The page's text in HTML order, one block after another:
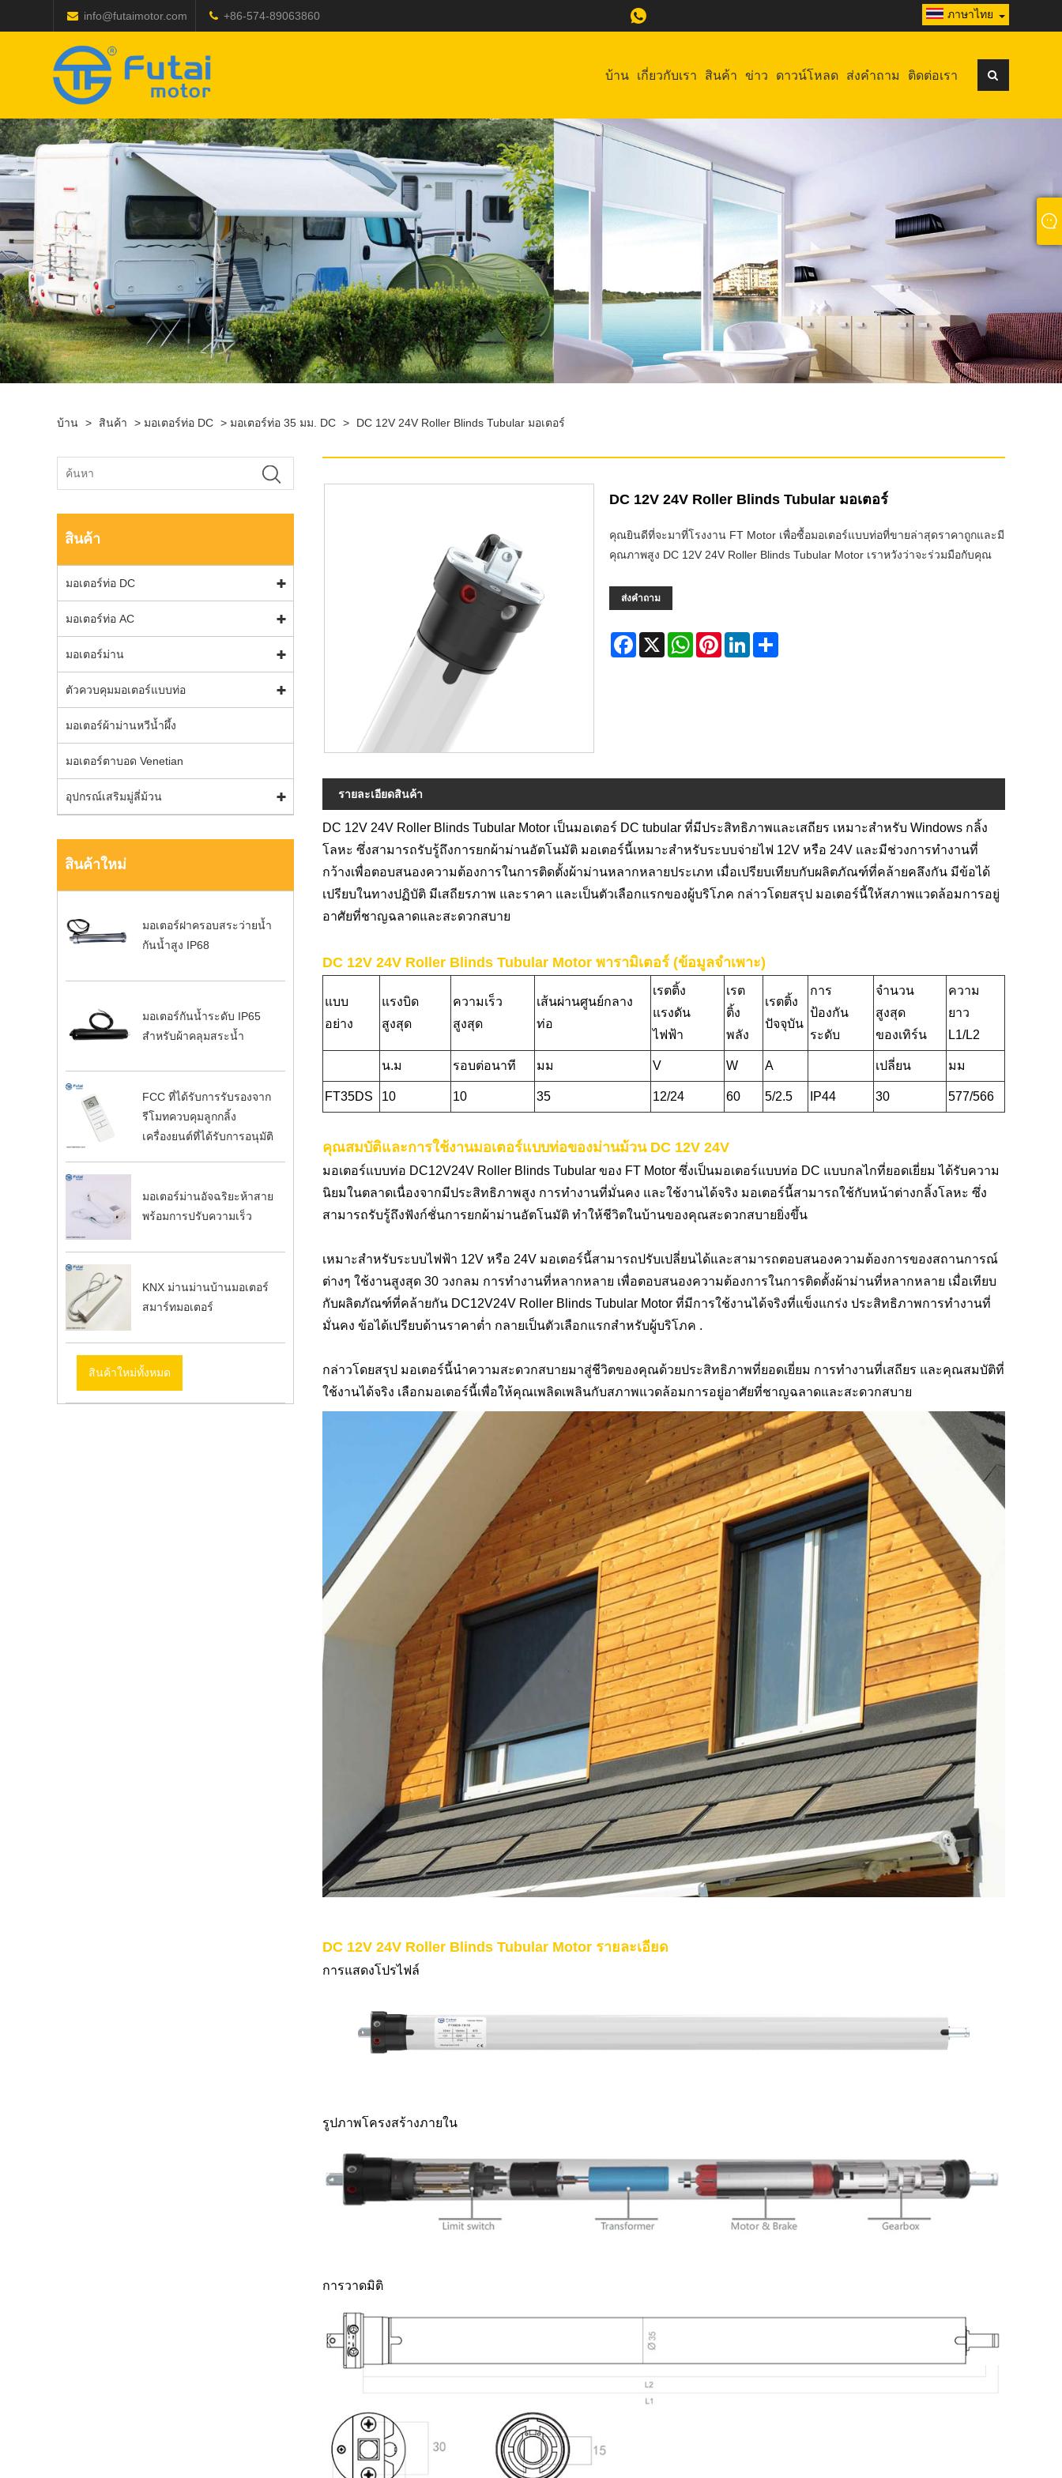
info@futaimotor.com +86-574-89063860 ภาษาไทย
บ้าน เกี่ยวกับเรา สินค้า ข่าว ดาวน์โหลด ส่งคำถาม ติดต่อเรา
บ้าน > สินค้า > มอเตอร์ท่อ DC > มอเตอร์ท่อ 35 มม. DC > DC 12V 24V Roller Blinds Tubular มอเตอร์
สินค้า
มอเตอร์ท่อ DC
มอเตอร์ท่อ AC
มอเตอร์ม่าน
ตัวควบคุมมอเตอร์แบบท่อ
มอเตอร์ผ้าม่านหวีน้ำผึ้ง
มอเตอร์ตาบอด Venetian
อุปกรณ์เสริมมู่ลี่ม้วน
สินค้าใหม่
มอเตอร์ฝาครอบสระว่ายน้ำ
กันน้ำสูง IP68
มอเตอร์กันน้ำระดับ IP65
สำหรับผ้าคลุมสระน้ำ
FCC ที่ได้รับการรับรองจาก
รีโมทควบคุมลูกกลิ้ง
เครื่องยนต์ที่ได้รับการอนุมัติ
มอเตอร์ม่านอัจฉริยะห้าสาย
พร้อมการปรับความเร็ว
KNX ม่านม่านบ้านมอเตอร์
สมาร์ทมอเตอร์
สินค้าใหม่ทั้งหมด
DC 12V 24V Roller Blinds Tubular มอเตอร์
คุณยินดีที่จะมาที่โรงงาน FT Motor เพื่อซื้อมอเตอร์แบบท่อที่ขายล่าสุดราคาถูกและมี
คุณภาพสูง DC 12V 24V Roller Blinds Tubular Motor เราหวังว่าจะร่วมมือกับคุณ
ส่งคำถาม
Facebook
X WhatsAppPinterestLinkedInShare
รายละเอียดสินค้า
DC 12V 24V Roller Blinds Tubular Motor เป็นมอเตอร์ DC tubular ที่มีประสิทธิภาพและเสถียร เหมาะสำหรับ Windows กลิ้ง
โลหะ ซึ่งสามารถรับรู้ถึงการยกผ้าม่านอัตโนมัติ มอเตอร์นี้เหมาะสำหรับระบบจ่ายไฟ 12V หรือ 24V และมีช่วงการทำงานที่
กว้างเพื่อตอบสนองความต้องการในการติดตั้งผ้าม่านหลากหลายประเภท เมื่อเปรียบเทียบกับผลิตภัณฑ์ที่คล้ายคลึงกัน มีข้อได้
เปรียบในทางปฏิบัติ มีเสถียรภาพ และราคา และเป็นตัวเลือกแรกของผู้บริโภค กล่าวโดยสรุป มอเตอร์นี้ให้สภาพแวดล้อมการอยู่
อาศัยที่ชาญฉลาดและสะดวกสบาย
DC 12V 24V Roller Blinds Tubular Motor พารามิเตอร์ (ข้อมูลจำเพาะ)
แบบ
อย่าง
แรงบิด
สูงสุด
ความเร็ว
สูงสุด
เส้นผ่านศูนย์กลาง
ท่อ
เรตติ้ง
แรงดัน
ไฟฟ้า
เรต
ติ้ง
พลัง
เรตติ้ง
ปัจจุบัน
การ
ป้องกัน
ระดับ
จำนวน
สูงสุด
ของเทิร์น
ความ
ยาว
L1/L2
น.ม รอบต่อนาที มม V W A เปลี่ยน มม
FT35DS 10 10 35 12/24 60 5/2.5 IP44 30 577/566
คุณสมบัติและการใช้งานมอเตอร์แบบท่อของม่านม้วน DC 12V 24V
มอเตอร์แบบท่อ DC12V24V Roller Blinds Tubular ของ FT Motor ซึ่งเป็นมอเตอร์แบบท่อ DC แบบกลไกที่ยอดเยี่ยม ได้รับความ
นิยมในตลาดเนื่องจากมีประสิทธิภาพสูง การทำงานที่มั่นคง และใช้งานได้จริง มอเตอร์นี้สามารถใช้กับหน้าต่างกลิ้งโลหะ ซึ่ง
สามารถรับรู้ถึงฟังก์ชั่นการยกผ้าม่านอัตโนมัติ ทำให้ชีวิตในบ้านของคุณสะดวกสบายยิ่งขึ้น
เหมาะสำหรับระบบไฟฟ้า 12V หรือ 24V มอเตอร์นี้สามารถปรับเปลี่ยนได้และสามารถตอบสนองความต้องการของสถานการณ์
ต่างๆ ใช้งานสูงสุด 30 วงกลม การทำงานที่หลากหลาย เพื่อตอบสนองความต้องการในการติดตั้งผ้าม่านที่หลากหลาย เมื่อเทียบ
กับผลิตภัณฑ์ที่คล้ายกัน DC12V24V Roller Blinds Tubular Motor ที่มีการใช้งานได้จริงที่แข็งแกร่ง ประสิทธิภาพการทำงานที่
มั่นคง ข้อได้เปรียบด้านราคาต่ำ กลายเป็นตัวเลือกแรกสำหรับผู้บริโภค .
กล่าวโดยสรุป มอเตอร์นี้นำความสะดวกสบายมาสู่ชีวิตของคุณด้วยประสิทธิภาพที่ยอดเยี่ยม การทำงานที่เสถียร และคุณสมบัติที่
ใช้งานได้จริง เลือกมอเตอร์นี้เพื่อให้คุณเพลิดเพลินกับสภาพแวดล้อมการอยู่อาศัยที่ชาญฉลาดและสะดวกสบาย
DC 12V 24V Roller Blinds Tubular Motor รายละเอียด
การแสดงโปรไฟล์
รูปภาพโครงสร้างภายใน
การวาดมิติ